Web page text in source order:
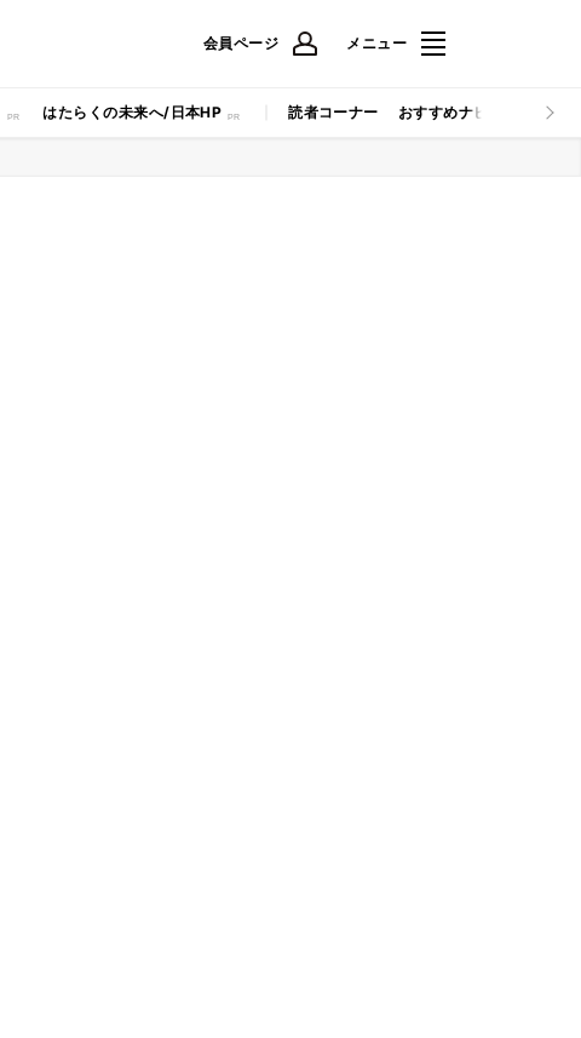
会員ページ メニュー
はたらくの未来へ/日本HP 読者コーナー おすすめナビ マイナビ